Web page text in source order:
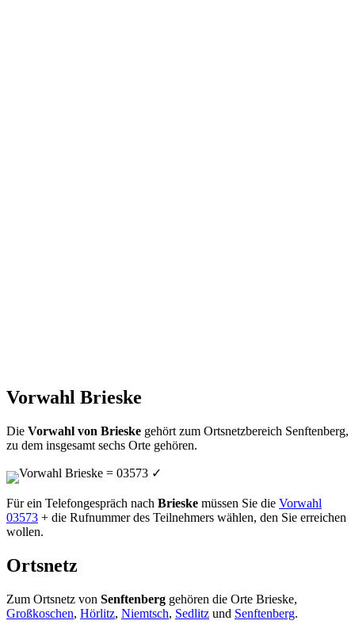
Vorwahl Brieske
Die Vorwahl von Brieske gehört zum Ortsnetzbereich Senftenberg,
zu dem insgesamt sechs Orte gehören.
Vorwahl Brieske = 03573 ✓
Für ein Telefongespräch nach Brieske müssen Sie die Vorwahl
03573 + die Rufnummer des Teilnehmers wählen, den Sie erreichen
wollen.
Ortsnetz
Zum Ortsnetz von Senftenberg gehören die Orte Brieske,
Großkoschen, Hörlitz, Niemtsch, Sedlitz und Senftenberg.